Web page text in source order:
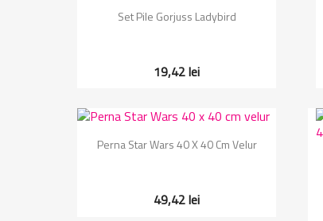
Vizualizare rapida
Set Pile Gorjuss Ladybird
19,42 lei
Vizualizare rapida
Perna Star Wars 40 X 40 Cm Velur
49,42 lei